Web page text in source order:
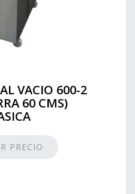
VACIO 600-2
60 CMS)
PRECIO